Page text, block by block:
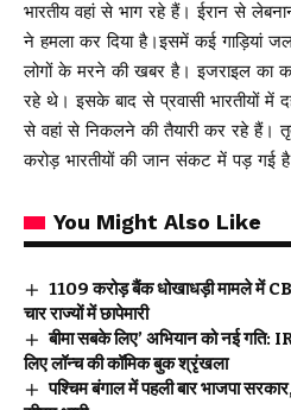
भारतीय वहां से भाग रहे हैं। ईरान से
ने हमला कर दिया है।इसमें कई
लोगों के मरने की खबर है। इजराइल का
रहे थे। इसके बाद से प्रवासी भारतीयों
से वहां से निकलने की तैयारी कर रहे हैं।
करोड़ भारतीयों की जान संकट में पड़ गई
You Might Also Like
₹1109 करोड़ बैंक धोखाधड़ी मामले में
चार राज्यों में छापेमारी
बीमा सबके लिए’ अभियान को नई गति:
लिए लॉन्च की कॉमिक बुक श्रृंखला
पश्चिम बंगाल में पहली बार भाजपा